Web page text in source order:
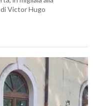
Victor Hugo